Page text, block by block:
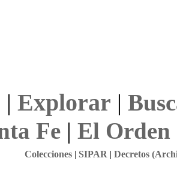
| Explorar |
Fe| El Orden
Colecciones| SIPAR | Decretos